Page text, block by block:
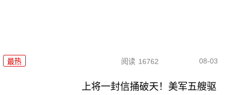
最热 阅读 16762 08-03
上将一封信捅破天！美军五艘驱